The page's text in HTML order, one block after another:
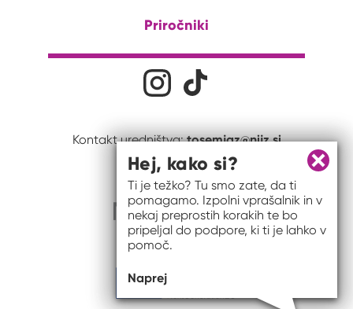
Priročniki
Družabna omrežjaNa naš Instagram profil
Kontakt uredništva:tosemjaz@nijz.si
Zapri
Hej, kako si?
Ti je težko? Tu smo zate, da ti
pomagamo. Izpolni vprašalnik in v
nekaj preprostih korakih te bo
pripeljal do podpore, ki ti je lahko v
pomoč.
Naprej